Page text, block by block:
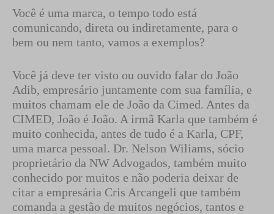
Você é uma marca, o tempo todo está
comunicando, direta ou indiretamente, para o
bem ou nem tanto, vamos a exemplos?
Você já deve ter visto ou ouvido falar do João
Adib, empresário juntamente com sua família, e
muitos chamam ele de João da Cimed. Antes da
CIMED, João é João. A irmã Karla que também é
muito conhecida, antes de tudo é a Karla, CPF,
uma marca pessoal. Dr. Nelson Wiliams, sócio
proprietário da NW Advogados, também muito
conhecido por muitos e não poderia deixar de
citar a empresária Cris Arcangeli que também
comanda a gestão de muitos negócios, tantos e